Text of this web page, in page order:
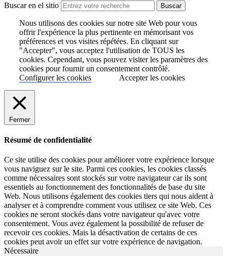
Buscar en el sitio
Nous utilisons des cookies sur notre site Web pour vous
offrir l'expérience la plus pertinente en mémorisant vos
préférences et vos visites répétées. En cliquant sur
"Accepter", vous acceptez l'utilisation de TOUS les
cookies. Cependant, vous pouvez visiter les paramètres des
cookies pour fournir un consentement contrôlé.
Configurer les cookies
Accepter les cookies
Fermer
Résumé de confidentialité
Ce site utilise des cookies pour améliorer votre expérience lorsque
vous naviguez sur le site. Parmi ces cookies, les cookies classés
comme nécessaires sont stockés sur votre navigateur car ils sont
essentiels au fonctionnement des fonctionnalités de base du site
Web. Nous utilisons également des cookies tiers qui nous aident à
analyser et à comprendre comment vous utilisez ce site Web. Ces
cookies ne seront stockés dans votre navigateur qu'avec votre
consentement. Vous avez également la possibilité de refuser de
recevoir ces cookies. Mais la désactivation de certains de ces
cookies peut avoir un effet sur votre expérience de navigation.
Nécessaire